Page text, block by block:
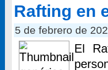
Rafting en
5 de febrero de
El